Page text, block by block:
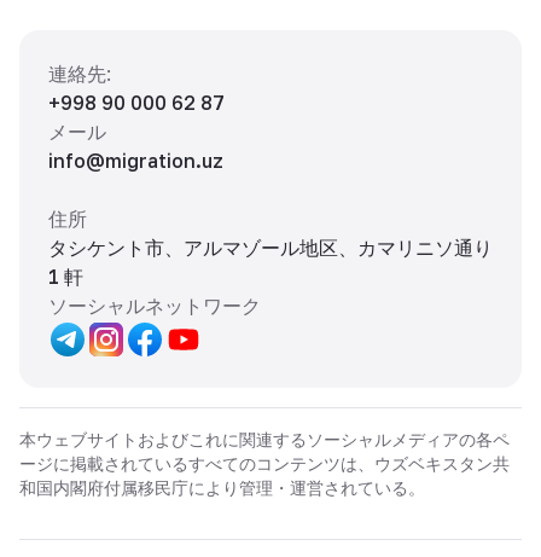
連絡先:
+998 90 000 62 87
メール
info@migration.uz
住所
タシケント市、アルマゾール地区、カマリニソ通り
1 軒
ソーシャルネットワーク
本ウェブサイトおよびこれに関連するソーシャルメディアの各ペ
ージに掲載されているすべてのコンテンツは、ウズベキスタン共
和国内閣府付属移民庁により管理・運営されている。